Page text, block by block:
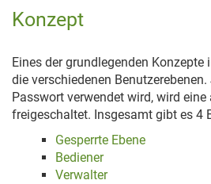
Konzept
Eines der grundlegenden Konzepte
die verschiedenen
Passwort verwendet wird, wird eine
freigeschaltet. Insgesamt gibt es 4
Gesperrte Ebene
Bediener
Verwalter